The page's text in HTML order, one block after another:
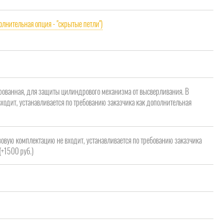
опция - "скрытые петли")
для защиты цилиндрового механизма от высверливания. В
устанавливается по требованию заказчика как дополнительная
комплектацию не входит, устанавливается по требованию заказчика
руб.)